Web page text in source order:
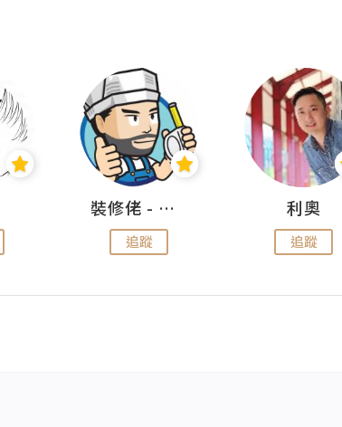
裝修佬 - 香港一站式網上裝修平台
追蹤
利奧
追蹤